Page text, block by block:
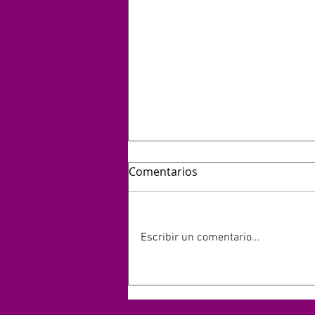
CUMPLEN 40 AÑOS DEL LIVE
Comentarios
Escribir un comentario...